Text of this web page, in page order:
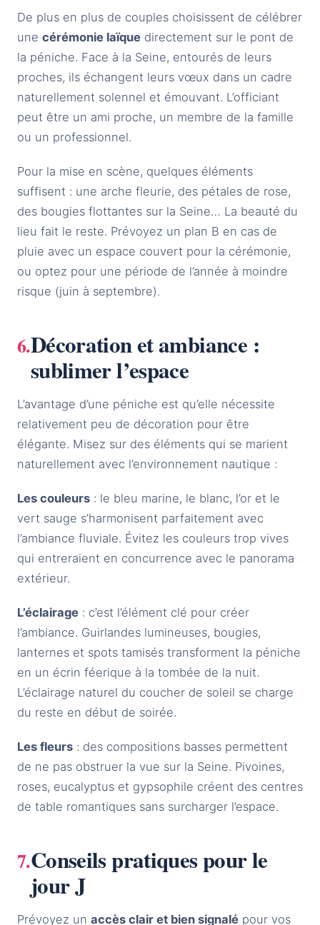
De plus en plus de couples choisissent de célébrer
une cérémonie laïque directement sur le pont de
la péniche. Face à la Seine, entourés de leurs
proches, ils échangent leurs vœux dans un cadre
naturellement solennel et émouvant. L’officiant
peut être un ami proche, un membre de la famille
ou un professionnel.
Pour la mise en scène, quelques éléments
suffisent : une arche fleurie, des pétales de rose,
des bougies flottantes sur la Seine… La beauté du
lieu fait le reste. Prévoyez un plan B en cas de
pluie avec un espace couvert pour la cérémonie,
ou optez pour une période de l’année à moindre
risque (juin à septembre).
Décoration et ambiance :
sublimer l’espace
L’avantage d’une péniche est qu’elle nécessite
relativement peu de décoration pour être
élégante. Misez sur des éléments qui se marient
naturellement avec l’environnement nautique :
Les couleurs : le bleu marine, le blanc, l’or et le
vert sauge s’harmonisent parfaitement avec
l’ambiance fluviale. Évitez les couleurs trop vives
qui entreraient en concurrence avec le panorama
extérieur.
L’éclairage : c’est l’élément clé pour créer
l’ambiance. Guirlandes lumineuses, bougies,
lanternes et spots tamisés transforment la péniche
en un écrin féerique à la tombée de la nuit.
L’éclairage naturel du coucher de soleil se charge
du reste en début de soirée.
Les fleurs : des compositions basses permettent
de ne pas obstruer la vue sur la Seine. Pivoines,
roses, eucalyptus et gypsophile créent des centres
de table romantiques sans surcharger l’espace.
Conseils pratiques pour le
jour J
Prévoyez un accès clair et bien signalé pour vos